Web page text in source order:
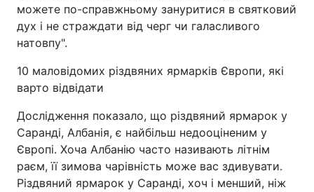
можете по-справжньому зануритися в святковий
дух і не страждати від черг чи галасливого
натовпу".
10 маловідомих різдвяних ярмарків Європи, які
варто відвідати
Дослідження показало, що різдвяний ярмарок у
Саранді, Албанія, є найбільш недооціненим у
Європі. Хоча Албанію часто називають літнім
раєм, її зимова чарівність може вас здивувати.
Різдвяний ярмарок у Саранді, хоч і менший, ніж